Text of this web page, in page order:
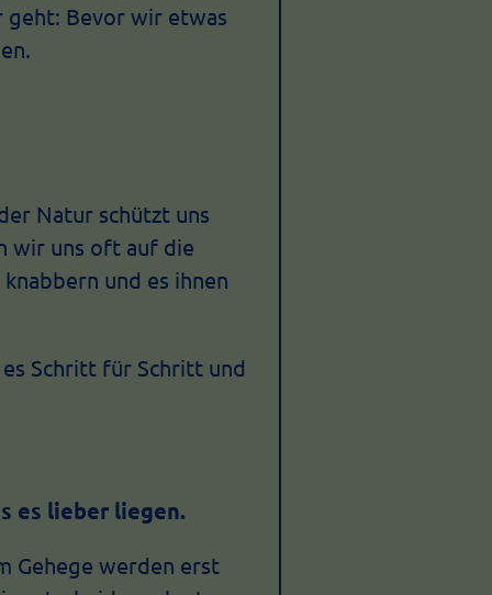
geht: Bevor wir etwas
Natur schützt uns
wir uns oft auf die
und es ihnen
Schritt für Schritt und
es lieber liegen.
Gehege werden erst